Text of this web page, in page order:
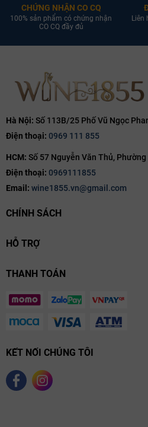
CHỨNG NHẬN CO CQ
100% sản phẩm có chứng nhận
CO CQ đầy đủ
Liên
Hà Nội: Số 113B/25 Phố Vũ Ngọc
Điện thoại: 0969 111 855
HCM: Số 57 Nguyễn Văn Thủ, Phường
Điện thoại: 0969111855
Email: wine1855.vn@gmail.com
CHÍNH SÁCH
HỖ TRỢ
THANH TOÁN
KẾT NỐI CHÚNG TÔI